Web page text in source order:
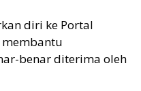
diri ke Portal
membantu
benar diterima oleh